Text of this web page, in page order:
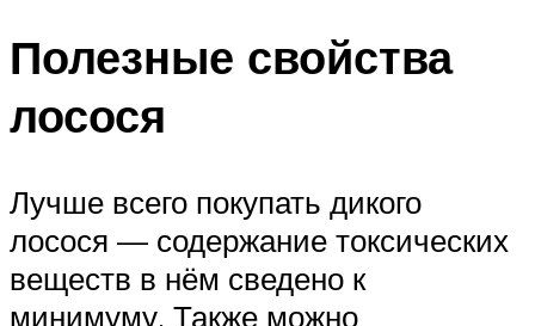
Полезные свойства
лосося
Лучше всего покупать дикого
лосося — содержание токсических
веществ в нём сведено к
минимуму. Также можно